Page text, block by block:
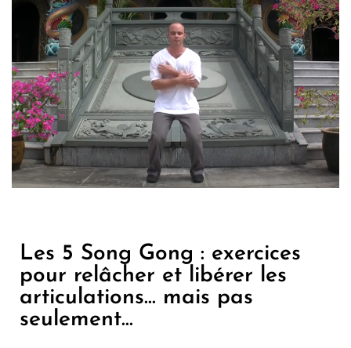
Les 5 Song Gong : exercices
pour relâcher et libérer les
articulations... mais pas
seulement...